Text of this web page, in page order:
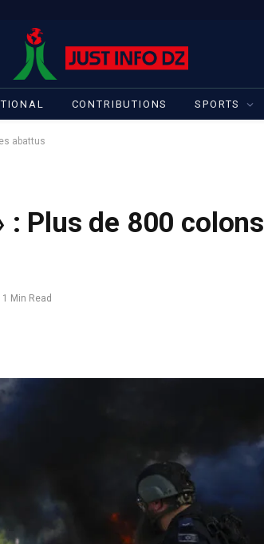
CONTRIBUTIONS SPORTS
abattus
: Plus de 800 colons
1 Min Read